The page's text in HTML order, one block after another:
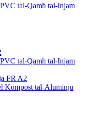
tal-Qamħ tal-Injam
tal-Qamħ tal-Injam
FR A2
Kompost tal-Aluminju